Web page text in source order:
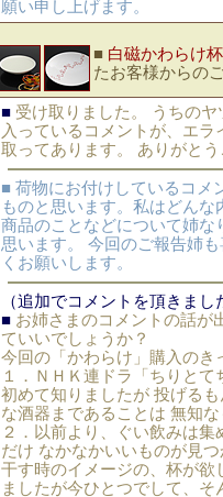
願い申し上げます。
■ 白磁かわらけ杯
たお客様から
■ 受け取りました。 うちのヤ
入っているコメントが、エ
取ってあります。 ありがと
■ 荷物にお付けしているコメ
ものと思います。私はどん
商品のことなどについて姉
思います。 今回のご報告姉
くお願いします。
（追加でコメントを頂きまし
■ お姉さまのコメントの話が
ていいでしょうか？
今回の「かわらけ」購入のき
１．ＮＨＫ連ドラ「ちりと
初めて知りましたが 投げる
な酒器まであることは 無知
２．以前より、ぐい飲みは
だけ なかなかいいものが見
干す時のイメージの、杯が
ましたが今ひとつでして、